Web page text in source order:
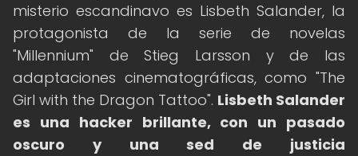
misterio escandinavo es Lisbeth Salander, la
protagonista de la serie de novelas
"Millennium" de Stieg Larsson y de las
adaptaciones cinematográficas, como "The
Girl with the Dragon Tattoo". Lisbeth Salander
es una hacker brillante, con un pasado
oscuro y una sed de justicia